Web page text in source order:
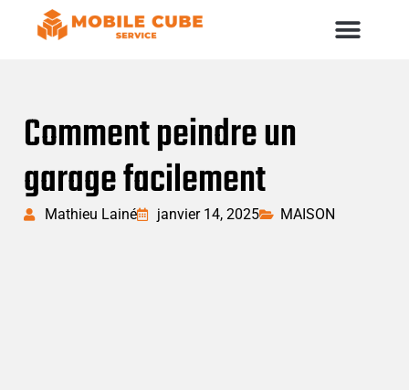
Comment peindre un
garage facilement
Mathieu Lainé janvier 14, 2025 MAISON